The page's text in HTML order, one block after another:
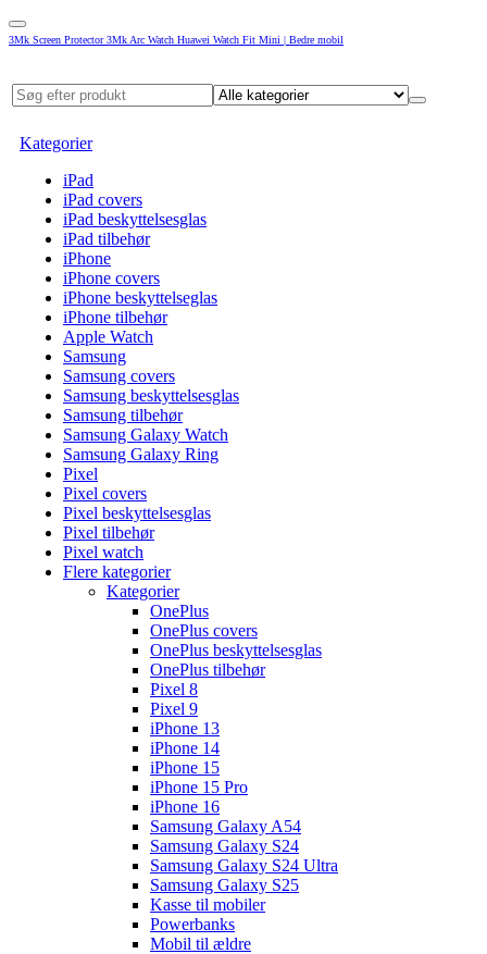
3Mk Screen Protector 3Mk Arc Watch Huawei Watch Fit Mini | Bedre mobil
Kategorier
iPad
iPad covers
iPad beskyttelsesglas
iPad tilbehør
iPhone
iPhone covers
iPhone beskyttelseglas
iPhone tilbehør
Apple Watch
Samsung
Samsung covers
Samsung beskyttelsesglas
Samsung tilbehør
Samsung Galaxy Watch
Samsung Galaxy Ring
Pixel
Pixel covers
Pixel beskyttelsesglas
Pixel tilbehør
Pixel watch
Flere kategorier
Kategorier
OnePlus
OnePlus covers
OnePlus beskyttelsesglas
OnePlus tilbehør
Pixel 8
Pixel 9
iPhone 13
iPhone 14
iPhone 15
iPhone 15 Pro
iPhone 16
Samsung Galaxy A54
Samsung Galaxy S24
Samsung Galaxy S24 Ultra
Samsung Galaxy S25
Kasse til mobiler
Powerbanks
Mobil til ældre